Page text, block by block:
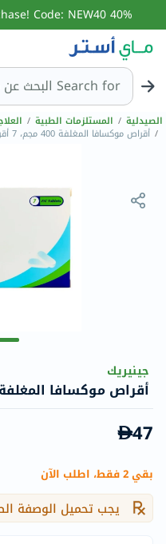
40% off 1st online pharmacy purchase! Code: NEW40
Search for ال
الصيدلية / المستلزمات الطبية /
/ أقراص موكسافا المغلفة 400 مجم، 7 أقراص
جينيريك
أقراص موكسافا المغلفة 400 مجم، 7 أقراص
47
بقي 2 فقط، اطلب الآن
يجب تحميل الوصفة